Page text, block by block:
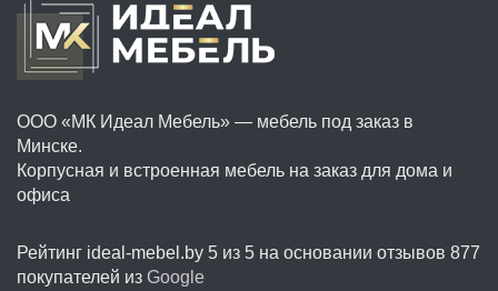
ООО «МК Идеал Мебель» — мебель под заказ в
Минске.
Корпусная и встроенная мебель на заказ для дома и
офиса
Рейтинг ideal-mebel.by 5 из 5 на основании отзывов 877
покупателей из Google